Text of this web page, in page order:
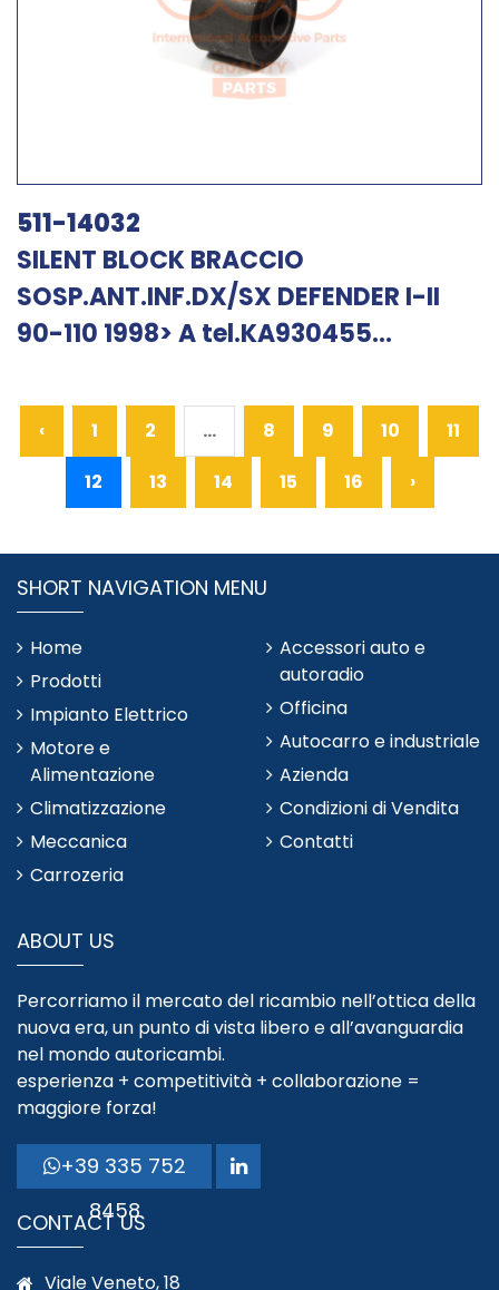
511-14032
SILENT BLOCK BRACCIO
SOSP.ANT.INF.DX/SX DEFENDER I-II
90-110 1998> A tel.KA930455...
‹ 1 2 ... 8 9 10
11
12
13 14 15 16 ›
SHORT NAVIGATION MENU
Home
Prodotti
Impianto Elettrico
Motore e
Alimentazione
Climatizzazione
Meccanica
Carrozeria
Accessori auto e
autoradio
Officina
Autocarro e industriale
Azienda
Condizioni di Vendita
Contatti
ABOUT US
Percorriamo il mercato del ricambio nell’ottica della
nuova era, un punto di vista libero e all’avanguardia
nel mondo autoricambi.
esperienza + competitività + collaborazione =
maggiore forza!
+39 335 752
8458
CONTACT US
Viale Veneto, 18